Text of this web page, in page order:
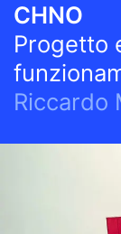
CHNO
Progetto
Riccardo